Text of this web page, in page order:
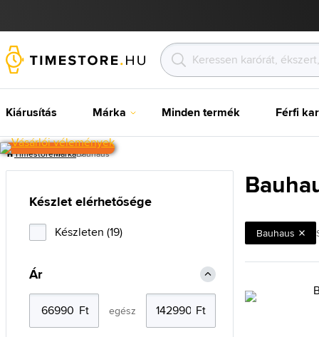
Kiárusítás Márka Minden termék Férfi
TimestoreMárkaBauhaus
Bauhaus
Készlet elérhetősége
Készleten (19)
Ár
egész